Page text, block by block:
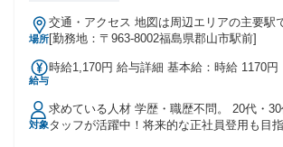
場所
交通・アクセス 地図は周辺エリアの主要駅
[勤務地：〒963-8002福島県郡山市駅前]
給与
時給1,170円 給与詳細 基本給：時給 1170円
対象
求めている人材 学歴・職歴不問。 20代・30代・40代の男女ス
タッフが活躍中！将来的な正社員登用も目